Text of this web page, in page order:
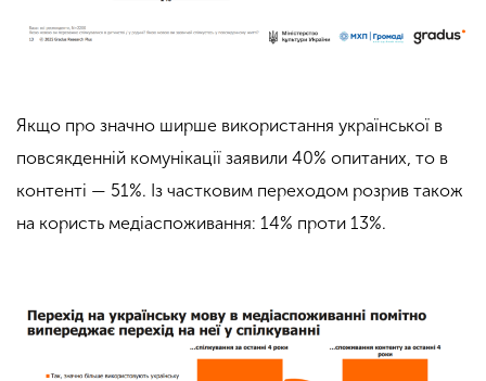
Якщо про значно ширше використання української в
повсякденній комунікації заявили 40% опитаних, то в
контенті — 51%. Із частковим переходом розрив також
на користь медіаспоживання: 14% проти 13%.